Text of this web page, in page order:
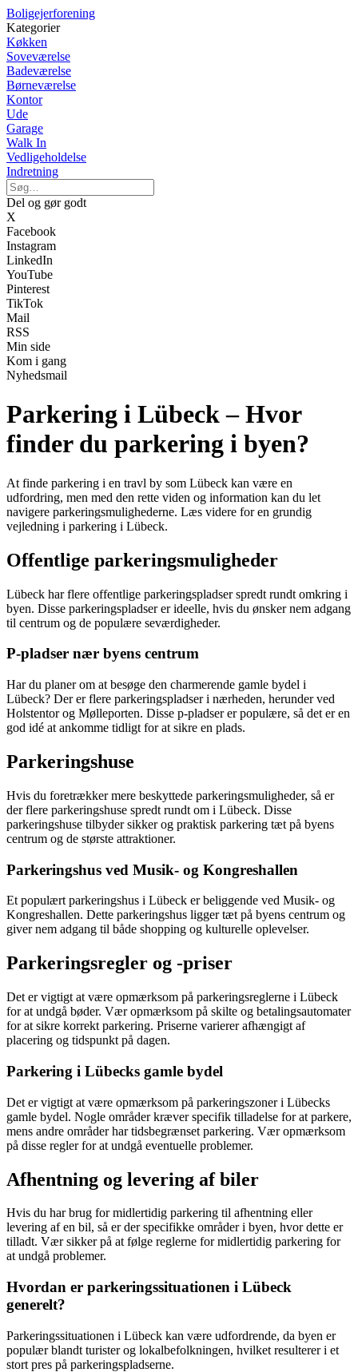
Boligejerforening
Kategorier
Køkken
Soveværelse
Badeværelse
Børneværelse
Kontor
Ude
Garage
Walk In
Vedligeholdelse
Indretning
Del og gør godt
X
Facebook
Instagram
LinkedIn
YouTube
Pinterest
TikTok
Mail
RSS
Min side
Kom i gang
Nyhedsmail
Parkering i Lübeck – Hvor
finder du parkering i byen?
At finde parkering i en travl by som Lübeck kan være en
udfordring, men med den rette viden og information kan du let
navigere parkeringsmulighederne. Læs videre for en grundig
vejledning i parkering i Lübeck.
Offentlige parkeringsmuligheder
Lübeck har flere offentlige parkeringspladser spredt rundt omkring i
byen. Disse parkeringspladser er ideelle, hvis du ønsker nem adgang
til centrum og de populære seværdigheder.
P-pladser nær byens centrum
Har du planer om at besøge den charmerende gamle bydel i
Lübeck? Der er flere parkeringspladser i nærheden, herunder ved
Holstentor og Mølleporten. Disse p-pladser er populære, så det er en
god idé at ankomme tidligt for at sikre en plads.
Parkeringshuse
Hvis du foretrækker mere beskyttede parkeringsmuligheder, så er
der flere parkeringshuse spredt rundt om i Lübeck. Disse
parkeringshuse tilbyder sikker og praktisk parkering tæt på byens
centrum og de største attraktioner.
Parkeringshus ved Musik- og Kongreshallen
Et populært parkeringshus i Lübeck er beliggende ved Musik- og
Kongreshallen. Dette parkeringshus ligger tæt på byens centrum og
giver nem adgang til både shopping og kulturelle oplevelser.
Parkeringsregler og -priser
Det er vigtigt at være opmærksom på parkeringsreglerne i Lübeck
for at undgå bøder. Vær opmærksom på skilte og betalingsautomater
for at sikre korrekt parkering. Priserne varierer afhængigt af
placering og tidspunkt på dagen.
Parkering i Lübecks gamle bydel
Det er vigtigt at være opmærksom på parkeringszoner i Lübecks
gamle bydel. Nogle områder kræver specifik tilladelse for at parkere,
mens andre områder har tidsbegrænset parkering. Vær opmærksom
på disse regler for at undgå eventuelle problemer.
Afhentning og levering af biler
Hvis du har brug for midlertidig parkering til afhentning eller
levering af en bil, så er der specifikke områder i byen, hvor dette er
tilladt. Vær sikker på at følge reglerne for midlertidig parkering for
at undgå problemer.
Hvordan er parkeringssituationen i Lübeck
generelt?
Parkeringssituationen i Lübeck kan være udfordrende, da byen er
populær blandt turister og lokalbefolkningen, hvilket resulterer i et
stort pres på parkeringspladserne.